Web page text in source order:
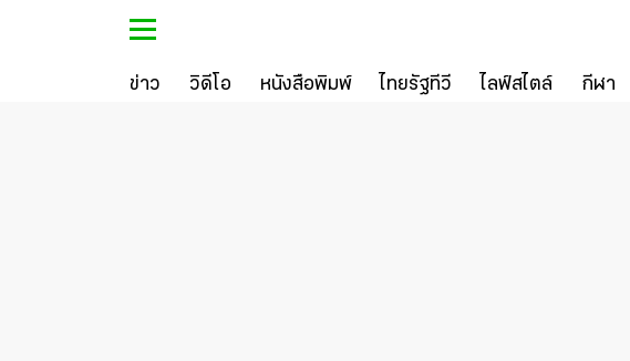
ข่าว วิดีโอ หนังสือพิมพ์ ไทยรัฐทีวี ไลฟ์สไตล์ กีฬา